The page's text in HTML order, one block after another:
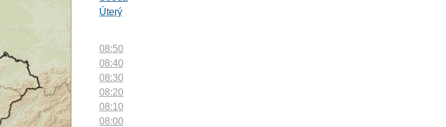
Úterý
08:50
08:40
08:30
08:20
08:10
08:00